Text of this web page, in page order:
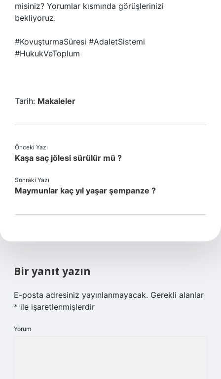
misiniz? Yorumlar kısmında görüşlerinizi
bekliyoruz.
#KovuşturmaSüresi #AdaletSistemi
#HukukVeToplum
Tarih: Makaleler
Önceki Yazı
Kaşa saç jölesi sürülür mü ?
Sonraki Yazı
Maymunlar kaç yıl yaşar şempanze ?
Bir yanıt yazın
E-posta adresiniz yayınlanmayacak. Gerekli alanlar
* ile işaretlenmişlerdir
Yorum